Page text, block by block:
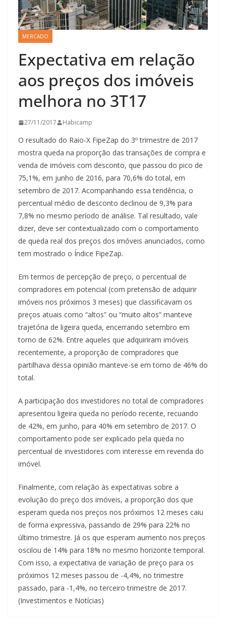
MERCADO
Expectativa em relação
aos preços dos imóveis
melhora no 3T17
27/11/2017 Habicamp
O resultado do Raio-X FipeZap do 3º trimestre de 2017
mostra queda na proporção das transações de compra e
venda de imóveis com desconto, que passou do pico de
75,1%, em junho de 2016, para 70,6% do total, em
setembro de 2017. Acompanhando essa tendência, o
percentual médio de desconto declinou de 9,3% para
7,8% no mesmo período de análise. Tal resultado, vale
dizer, deve ser contextualizado com o comportamento
de queda real dos preços dos imóveis anunciados, como
tem mostrado o Índice FipeZap.
Em termos de percepção de preço, o percentual de
compradores em potencial (com pretensão de adquirir
imóveis nos próximos 3 meses) que classificavam os
preços atuais como “altos” ou “muito altos” manteve
trajetória de ligeira queda, encerrando setembro em
torno de 62%. Entre aqueles que adquiriram imóveis
recentemente, a proporção de compradores que
partilhava dessa opinião manteve-se em torno de 46% do
total.
A participação dos investidores no total de compradores
apresentou ligeira queda no período recente, recuando
de 42%, em junho, para 40% em setembro de 2017. O
comportamento pode ser explicado pela queda no
percentual de investidores com interesse em revenda do
imóvel.
Finalmente, com relação às expectativas sobre a
evolução do preço dos imóveis, a proporção dos que
esperam queda nos preços nos próximos 12 meses caiu
de forma expressiva, passando de 29% para 22% no
último trimestre. Já os que esperam aumento nos preços
oscilou de 14% para 18% no mesmo horizonte temporal.
Com isso, a expectativa de variação de preço para os
próximos 12 meses passou de -4,4%, no trimestre
passado, para -1,4%, no terceiro trimestre de 2017.
(Investimentos e Notícias)